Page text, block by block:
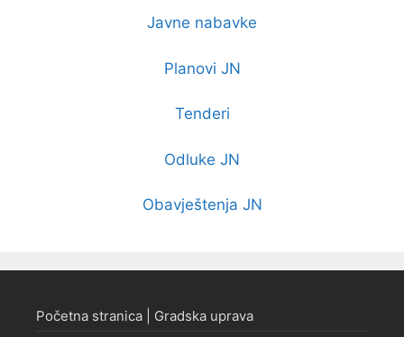
Javne nabavke
Planovi JN
Tenderi
Odluke JN
Obavještenja JN
Početna stranica | Gradska uprava